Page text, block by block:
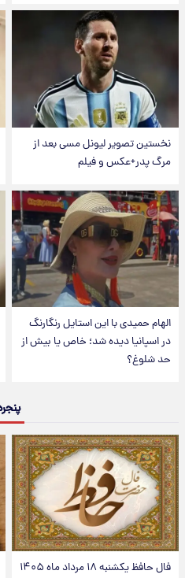
نخستین تصویر لیونل مسی بعد از
مرگ پدر+عکس و فیلم
الهام حمیدی با این استایل رنگارنگ
در اسپانیا دیده شد؛ خاص یا بیش از
حد شلوغ؟
پنجره
فال حافظ یکشنبه ۱۸ مرداد ماه ۱۴۰۵